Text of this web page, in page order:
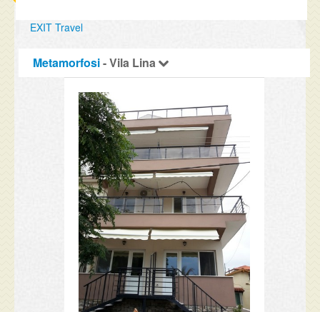
EXIT Travel
Metamorfosi- Vila Lina